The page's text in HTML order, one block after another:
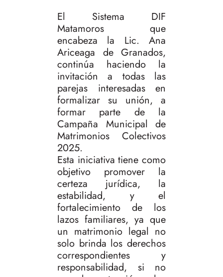
El Sistema DIF
Matamoros que
encabeza la Lic. Ana
Ariceaga de Granados,
continúa haciendo la
invitación a todas las
parejas interesadas en
formalizar su unión, a
formar parte de la
Campaña Municipal de
Matrimonios Colectivos
2025.
Esta iniciativa tiene como
objetivo promover la
certeza jurídica, la
estabilidad, y el
fortalecimiento de los
lazos familiares, ya que
un matrimonio legal no
solo brinda los derechos
correspondientes y
responsabilidad, si no